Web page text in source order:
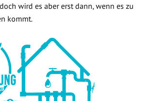
wird es aber erst dann, wenn es zu
kommt.